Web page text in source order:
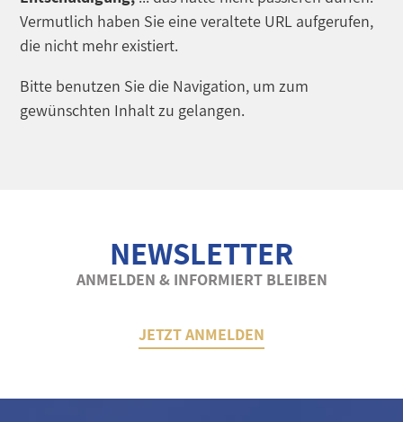
Vermutlich haben Sie eine veraltete URL aufgerufen,
die nicht mehr existiert.
Bitte benutzen Sie die Navigation, um zum
gewünschten Inhalt zu gelangen.
NEWSLETTER
ANMELDEN & INFORMIERT BLEIBEN
JETZT ANMELDEN